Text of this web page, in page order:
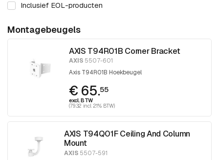
Inclusief EOL-producten
Montagebeugels
AXIS T94R01B Corner Bracket
AXIS5507-601
Axis T94R01B Hoekbeugel
€ 65.55
excl. BTW
(79.32 incl. 21% BTW)
AXIS T94Q01F Ceiling And Column
Mount
AXIS 5507-591